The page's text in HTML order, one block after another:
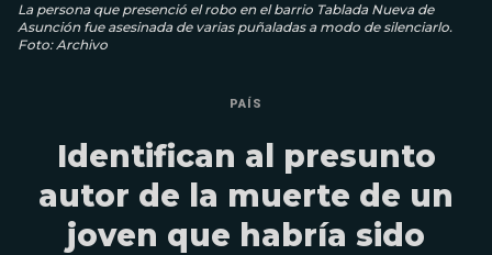
La persona que presenció el robo en el barrio Tablada Nueva de
Asunción fue asesinada de varias puñaladas a modo de silenciarlo.
Foto: Archivo
PAÍS
Identifican al presunto
autor de la muerte de un
joven que habría sido